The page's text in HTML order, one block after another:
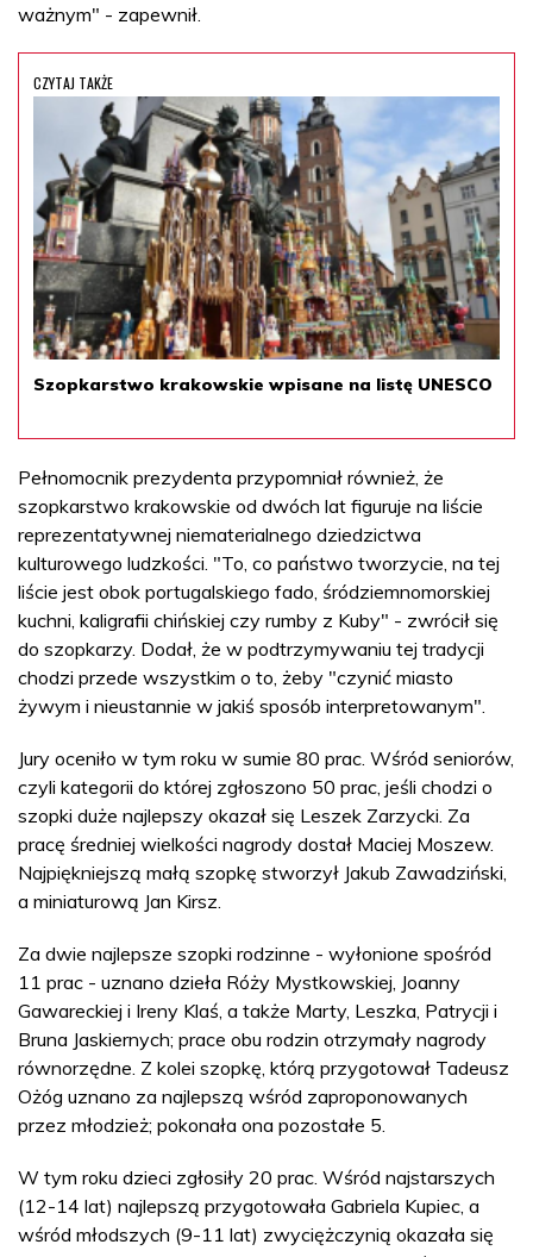
ważnym" - zapewnił.
CZYTAJ TAKŻE
Szopkarstwo krakowskie wpisane na listę UNESCO
Pełnomocnik prezydenta przypomniał również, że
szopkarstwo krakowskie od dwóch lat figuruje na liście
reprezentatywnej niematerialnego dziedzictwa
kulturowego ludzkości. "To, co państwo tworzycie, na tej
liście jest obok portugalskiego fado, śródziemnomorskiej
kuchni, kaligrafii chińskiej czy rumby z Kuby" - zwrócił się
do szopkarzy. Dodał, że w podtrzymywaniu tej tradycji
chodzi przede wszystkim o to, żeby "czynić miasto
żywym i nieustannie w jakiś sposób interpretowanym".
Jury oceniło w tym roku w sumie 80 prac. Wśród seniorów,
czyli kategorii do której zgłoszono 50 prac, jeśli chodzi o
szopki duże najlepszy okazał się Leszek Zarzycki. Za
pracę średniej wielkości nagrody dostał Maciej Moszew.
Najpiękniejszą małą szopkę stworzył Jakub Zawadziński,
a miniaturową Jan Kirsz.
Za dwie najlepsze szopki rodzinne - wyłonione spośród
11 prac - uznano dzieła Róży Mystkowskiej, Joanny
Gawareckiej i Ireny Klaś, a także Marty, Leszka, Patrycji i
Bruna Jaskiernych; prace obu rodzin otrzymały nagrody
równorzędne. Z kolei szopkę, którą przygotował Tadeusz
Ożóg uznano za najlepszą wśród zaproponowanych
przez młodzież; pokonała ona pozostałe 5.
W tym roku dzieci zgłosiły 20 prac. Wśród najstarszych
(12-14 lat) najlepszą przygotowała Gabriela Kupiec, a
wśród młodszych (9-11 lat) zwyciężczynią okazała się